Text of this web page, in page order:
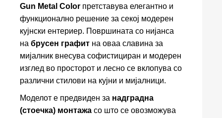
Gun Metal Color претставува елегантно и
функционално решение за секој модерен
кујнски ентериер. Површината со нијанса
на брусен графит на оваа славина за
мијалник внесува софистициран и модерен
изглед во просторот и лесно се вклопува со
различни стилови на кујни и мијалници.
Моделот е предвиден за надградна
(стоечка) монтажа со што се овозможува